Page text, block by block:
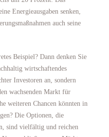
Energieausgaben senken,
auch seine
Beispiel? Dann denken Sie
wirtschaftendes
Investoren an, sondern
wachsenden Markt für
weiteren Chancen könnten in
Die Optionen, die
sind vielfältig und reichen